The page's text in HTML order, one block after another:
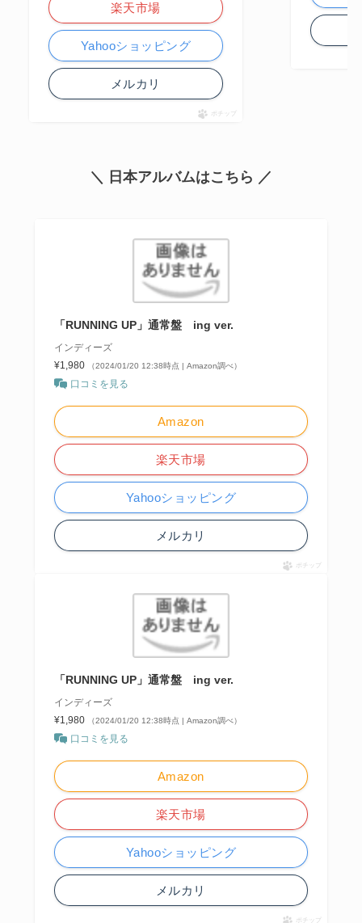
楽天市場
Yahooショッピング
メルカリ
ポチップ
＼ 日本アルバムはこちら ／
「RUNNING UP」通常盤 ing ver.
インディーズ
¥1,980
（2024/01/20 12:38時点 | Amazon調べ）
口コミを見る
Amazon
楽天市場
Yahooショッピング
メルカリ
ポチップ
「RUNNING UP」通常盤 ing ver.
インディーズ
¥1,980
（2024/01/20 12:38時点 | Amazon調べ）
口コミを見る
Amazon
楽天市場
Yahooショッピング
メルカリ
ポチップ